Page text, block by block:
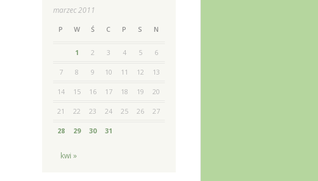
marzec 2011
P W Ś C P S N
1 2 3 4 5 6
7 8 9 10 11 12 13
14 15 16 17 18 19 20
21 22 23 24 25 26 27
28 29 30 31
kwi »